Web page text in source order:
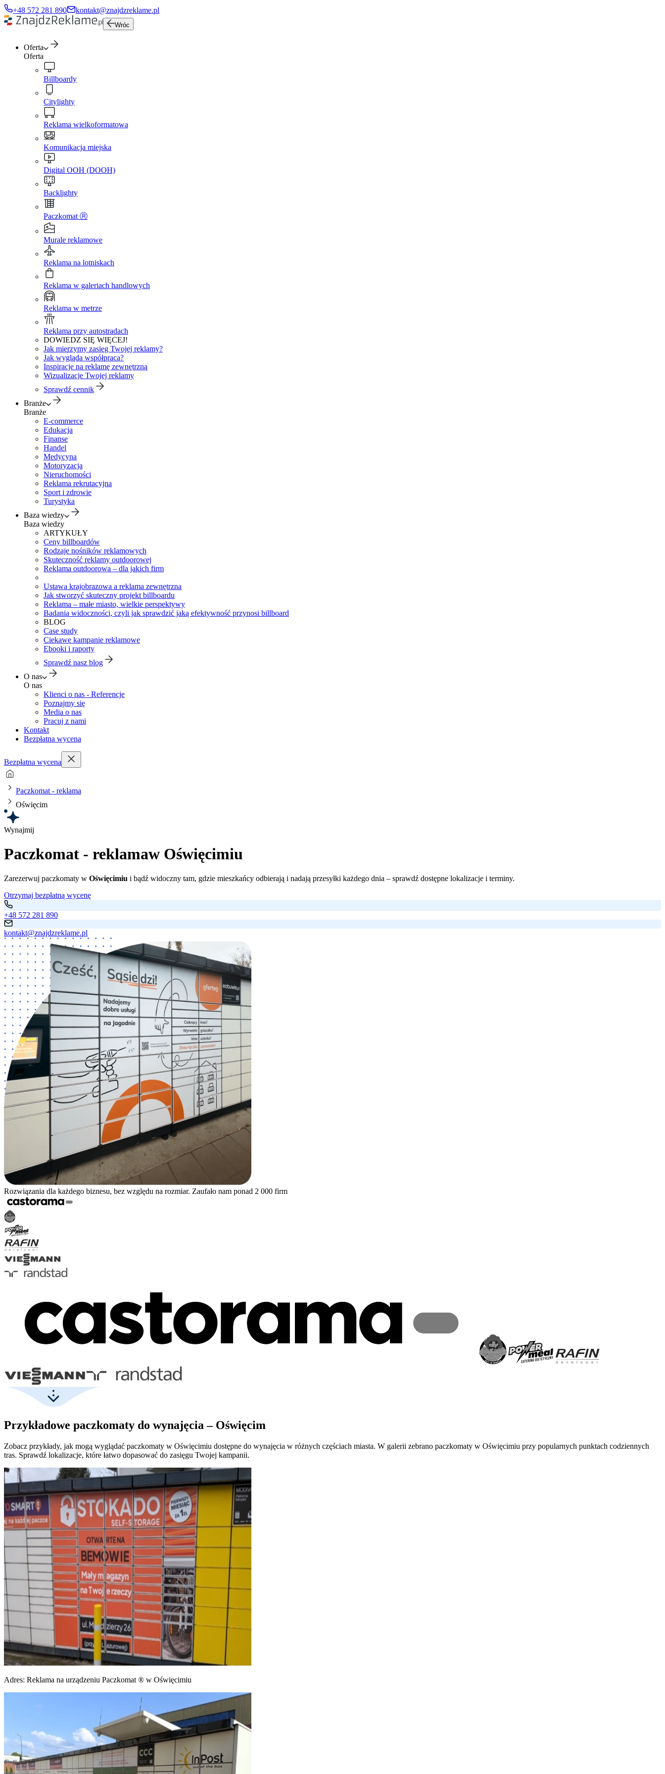
+48 572 281 890 kontakt@znajdzreklame.pl
Wróc
Oferta
Oferta
Billboardy
Citylighty
Reklama wielkoformatowa
Komunikacja miejska
Digital OOH (DOOH)
Backlighty
Paczkomat Ⓡ
Murale reklamowe
Reklama na lotniskach
Reklama w galeriach handlowych
Reklama w metrze
Reklama przy autostradach
DOWIEDZ SIĘ WIĘCEJ!
Jak mierzymy zasięg Twojej reklamy?
Jak wygląda współpraca?
Inspiracje na reklamę zewnętrzną
Wizualizacje Twojej reklamy
Sprawdź cennik
Branże
Branże
E-commerce
Edukacja
Finanse
Handel
Medycyna
Motoryzacja
Nieruchomości
Reklama rekrutacyjna
Sport i zdrowie
Turystyka
Baza wiedzy
Baza wiedzy
ARTYKUŁY
Ceny billboardów
Rodzaje nośników reklamowych
Skuteczność reklamy outdoorowej
Reklama outdoorowa – dla jakich firm
Ustawa krajobrazowa a reklama zewnętrzna
Jak stworzyć skuteczny projekt billboardu
Reklama – małe miasto, wielkie perspektywy
Badania widoczności, czyli jak sprawdzić jaką efektywność przynosi billboard
BLOG
Case study
Ciekawe kampanie reklamowe
Ebooki i raporty
Sprawdź nasz blog
O nas
O nas
Klienci o nas - Referencje
Poznajmy się
Media o nas
Pracuj z nami
Kontakt
Bezpłatna wycena
Bezpłatna wycena
Paczkomat - reklama
Oświęcim
Wynajmij
Paczkomat - reklamaw Oświęcimiu
Zarezerwuj paczkomaty w Oświęcimiu i bądź widoczny tam, gdzie mieszkańcy odbierają i nadają przesyłki każdego dnia – sprawdź dostępne lokalizacje i terminy.
Otrzymaj bezpłatną wycenę
+48 572 281 890
kontakt@znajdzreklame.pl
Rozwiązania dla każdego biznesu, bez względu na rozmiar. Zaufało nam ponad 2 000 firm
Przykładowe paczkomaty do wynajęcia – Oświęcim
Zobacz przykłady, jak mogą wyglądać paczkomaty w Oświęcimiu dostępne do wynajęcia w różnych częściach miasta. W galerii zebrano paczkomaty w Oświęcimiu przy popularnych punktach codziennych
tras. Sprawdź lokalizacje, które łatwo dopasować do zasięgu Twojej kampanii.
Adres: Reklama na urządzeniu Paczkomat ® w Oświęcimiu